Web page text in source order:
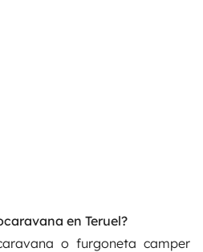
en Teruel?
o furgoneta camper